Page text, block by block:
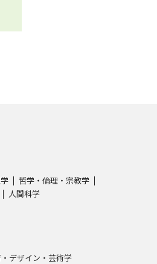
哲学・倫理・宗教学
人間科学
デザイン・芸術学